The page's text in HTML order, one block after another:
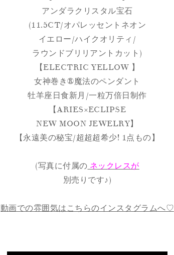
アンダラクリスタル宝石
(11.5CT/オパレッセントネオン
イエロー/ハイクオリティ/
ラウンドブリリアントカット)
【ELECTRIC YELLOW 】
女神巻き®︎魔法のペンダント
牡羊座日食新月/一粒万倍日制作
【ARIES×ECLIPSE
NEW MOON JEWELRY】
【永遠美の秘宝/超超超希少! 1点もの】
(写真に付属の ネックレスが
別売りです♪)
動画での雰囲気はこちらのインスタグラムへ♡